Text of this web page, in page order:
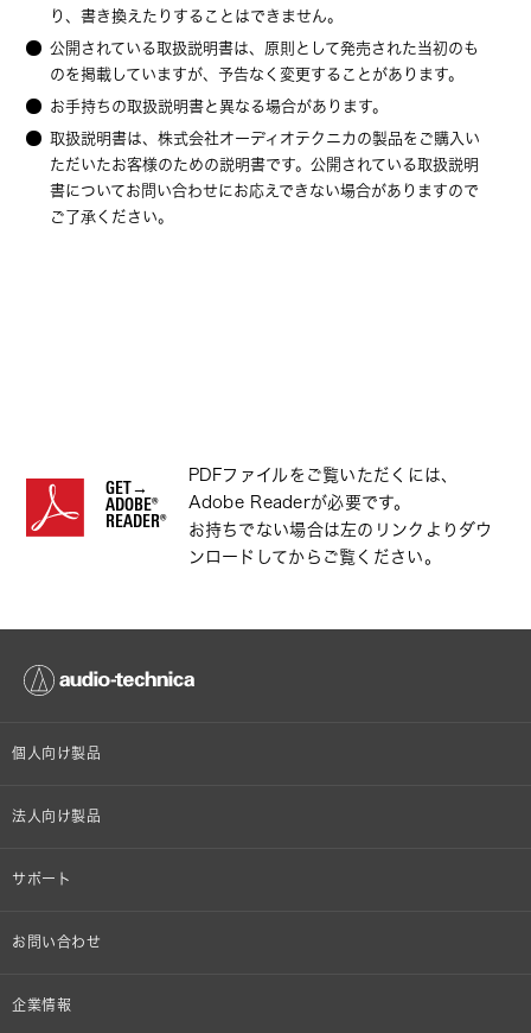
り、書き換えたりすることはできません。
公開されている取扱説明書は、原則として発売された当初のも
のを掲載していますが、予告なく変更することがあります。
お手持ちの取扱説明書と異なる場合があります。
取扱説明書は、株式会社オーディオテクニカの製品をご購入い
ただいたお客様のための説明書です。公開されている取扱説明
書についてお問い合わせにお応えできない場合がありますので
ご了承ください。
GET→
ADOBE®
READER®
PDFファイルをご覧いただくには、
Adobe Readerが必要です。
お持ちでない場合は左のリンクよりダウ
ンロードしてからご覧ください。
個人向け製品
オンラインストア限定
法人向け製品
設備音響機器
サポート
個人向け製品サポート
お問い合わせ
その他、メディア 取材関連等のお問い合わせ
企業情報